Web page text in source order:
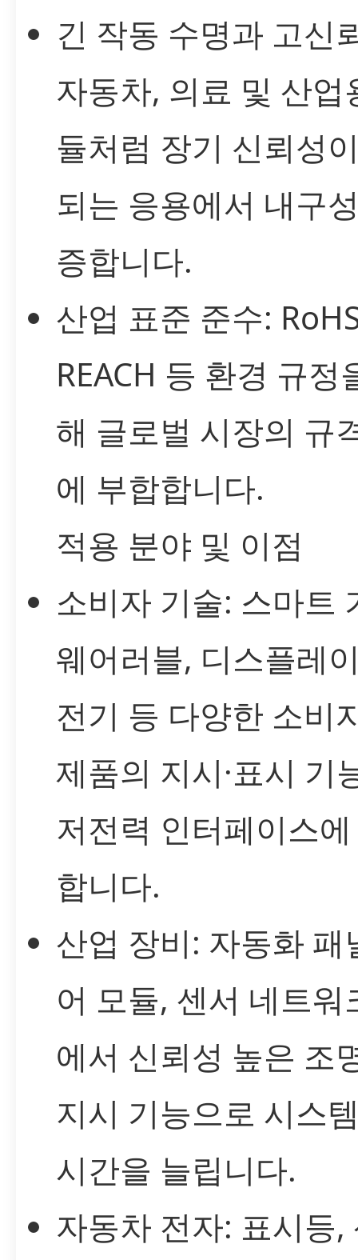
긴 작동 수명과 고신
자동차, 의료 및 산업
듈처럼 장기 신뢰성
되는 응용에서 내구
증합니다.
산업 표준 준수:
REACH 등 환경 규정
해 글로벌 시장의 규
에 부합합니다.
적용 분야 및 이점
소비자 기술: 스마트
웨어러블, 디스플레
전기 등 다양한 소비
제품의 지시·표시 기
저전력 인터페이스
합니다.
산업 장비: 자동화 패
어 모듈, 센서 네트워
에서 신뢰성 높은 조
지시 기능으로 시스
시간을 늘립니다.
자동차 전자: 표시등,